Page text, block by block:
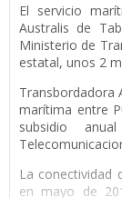
El servicio
Australis de
Ministerio de
estatal, unos 2
Transbordadora
marítima entre
subsidio
La conectividad
en mayo de